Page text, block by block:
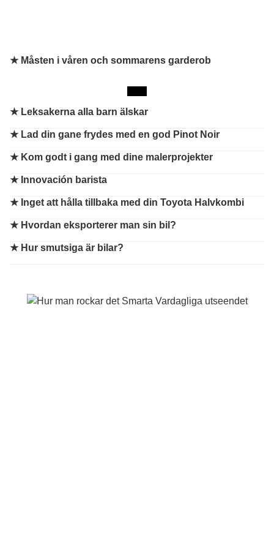
★ Måsten i våren och sommarens garderob
★ Leksakerna alla barn älskar
★ Lad din gane frydes med en god Pinot Noir
★ Kom godt i gang med dine malerprojekter
★ Innovación barista
★ Inget att hålla tillbaka med din Toyota Halvkombi
★ Hvordan eksporterer man sin bil?
★ Hur smutsiga är bilar?